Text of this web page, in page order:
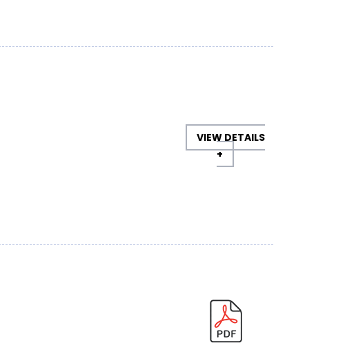
VIEW DETAILS
+